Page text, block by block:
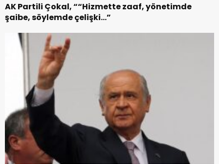
AK Partili Çokal, ““Hizmette zaaf, yönetimde
şaibe, söylemde çelişki…”